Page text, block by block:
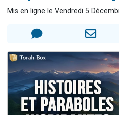
Odaya vient de
Mis en ligne le Vendredi 5